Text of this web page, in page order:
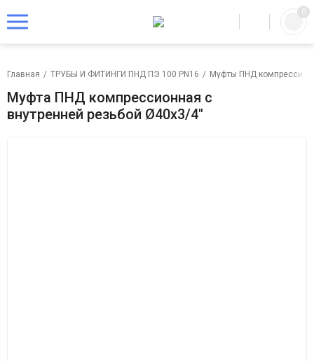
0
Главная / ТРУБЫ И ФИТИНГИ ПНД ПЭ 100 PN16 / Муфты ПНД
Муфта ПНД компрессионная с
внутренней резьбой Ø40х3/4"